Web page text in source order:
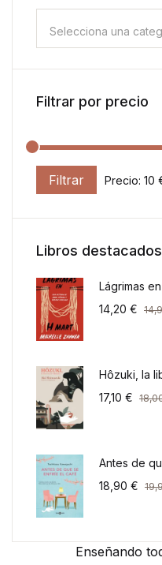
Enseñando
Selecciona una
Filtrar por precio
Precio mínimo
Precio máximo
Filtrar Precio: 10
Libros destacados
Lágrimas
14,20 €
Hôzuki, la
17,10 €
Antes de
18,90 €